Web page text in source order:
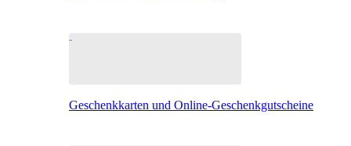
Geschenkkarten und Online-Geschenkgutscheine